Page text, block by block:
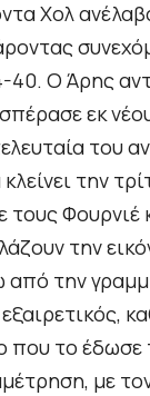
Χολ
40. Ο Άρης
εκ
του
την
τους Φουρνιέ
την
από την
που το έδωσε
με